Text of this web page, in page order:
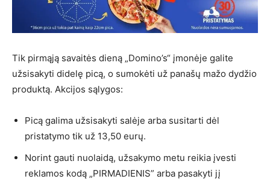
Tik pirmąją savaitės dieną „Domino’s“ įmonėje galite
užsisakyti didelę picą, o sumokėti už panašų mažo dydžio
produktą. Akcijos sąlygos:
Picą galima užsisakyti salėje arba susitarti dėl
pristatymo tik už 13,50 eurų.
Norint gauti nuolaidą, užsakymo metu reikia įvesti
reklamos kodą „PIRMADIENIS” arba pasakyti jį